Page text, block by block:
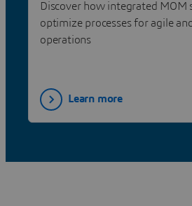
Discover how integrated MOM
optimize processes for agile
operations
Learn more